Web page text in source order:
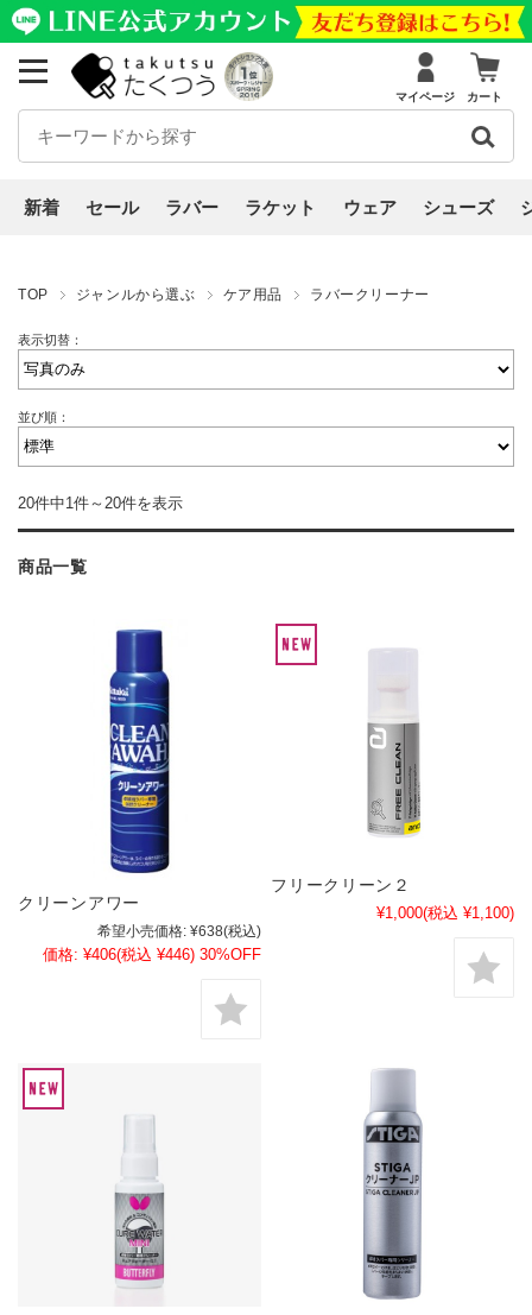
マイページ カート
新着 セール ラバー ラケット ウェア シューズ
TOP ジャンルから選ぶ ケア用品 ラバークリーナー
表示切替：
並び順：
20件中1件～20件を表示
商品一覧
クリーンアワー
希望小売価格: ¥638(税込)
価格: ¥406(税込 ¥446) 30%OFF
フリークリーン２
¥1,000(税込 ¥1,100)